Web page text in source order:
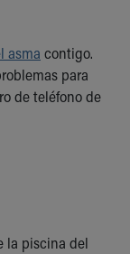
asma contigo.
para
de teléfono de
la piscina del